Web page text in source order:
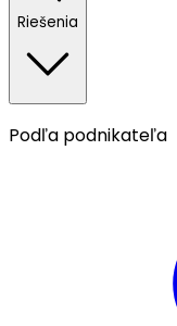
Riešenia
Podľa podnikateľa